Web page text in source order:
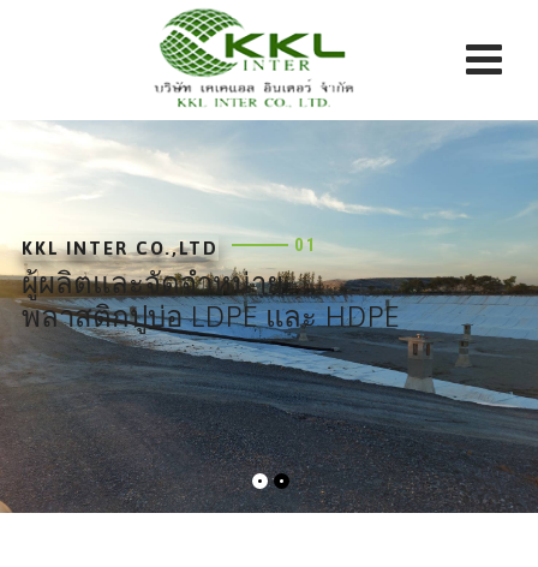
KKL INTER CO.,LTD
ผู้ผลิตและจัดจำหน่าย
พลาสติกปูบ่อ LDPE และ HDPE
01